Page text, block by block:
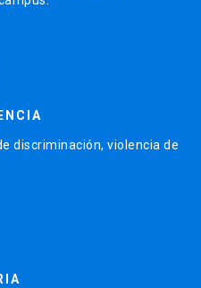
discriminación, violencia de